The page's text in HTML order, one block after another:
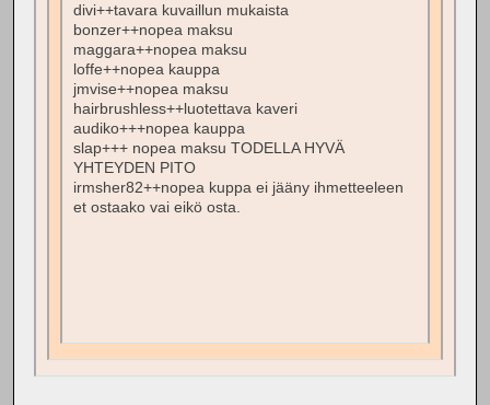
divi++tavara kuvaillun mukaista
bonzer++nopea maksu
maggara++nopea maksu
loffe++nopea kauppa
jmvise++nopea maksu
hairbrushless++luotettava kaveri
audiko+++nopea kauppa
slap+++ nopea maksu TODELLA HYVÄ
YHTEYDEN PITO
irmsher82++nopea kuppa ei jääny ihmetteeleen
et ostaako vai eikö osta.